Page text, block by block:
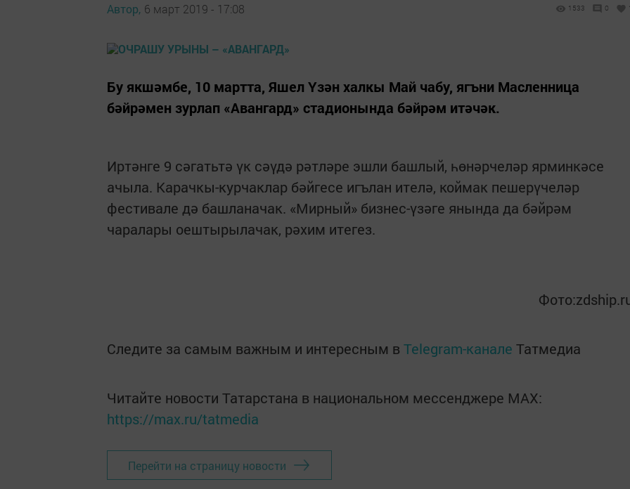
Автор, 6 март 2019 - 17:08 1533 0
Бу якшәмбе, 10 мартта, Яшел Үзән халкы Май чабу, ягъни Масленница
бәйрәмен зурлап «Авангард» стадионында бәйрәм итәчәк.
Иртәнге 9 сәгатьтә үк сәүдә рәтләре эшли башлый, һөнәрчеләр ярминкәсе
ачыла. Карачкы-курчаклар бәйгесе игълан ителә, коймак пешерүчеләр
фестивале дә башланачак. «Мирный» бизнес-үзәге янында да бәйрәм
чаралары оештырылачак, рәхим итегез.
Следите за самым важным и интересным в Telegram-канале Татмедиа
Читайте новости Татарстана в национальном мессенджере MАХ:
https://max.ru/tatmedia
Перейти на страницу новости